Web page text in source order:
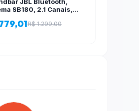
SB180, 2.1 Canais,
RMS
R$ 1.299,00